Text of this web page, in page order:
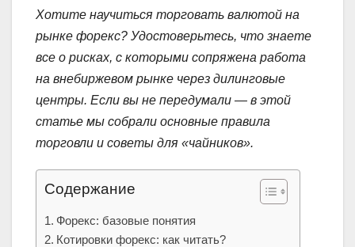
Хотите научиться торговать валютой на
рынке форекс? Удостоверьтесь, что знаете
все о рисках, с которыми сопряжена работа
на внебиржевом рынке через дилинговые
центры. Если вы не передумали — в этой
статье мы собрали основные правила
торговли и советы для «чайников».
Содержание
Форекс: базовые понятия
Котировки форекс: как читать?